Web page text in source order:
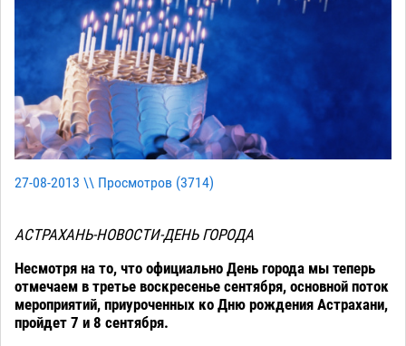
27-08-2013 \\ Просмотров (3714)
АСТРАХАНЬ-НОВОСТИ-ДЕНЬ ГОРОДА
Несмотря на то, что официально День города мы теперь
отмечаем в третье воскресенье сентября, основной поток
мероприятий, приуроченных ко Дню рождения Астрахани,
пройдет 7 и 8 сентября.